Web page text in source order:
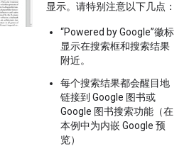
显示。请特别注意以下几点：
“Powered by Google”徽标
显示在搜索框和搜索结果
附近。
每个搜索结果都会醒目地
链接到 Google 图书或
Google 图书搜索功能（在
本例中为内嵌 Google 预
览）